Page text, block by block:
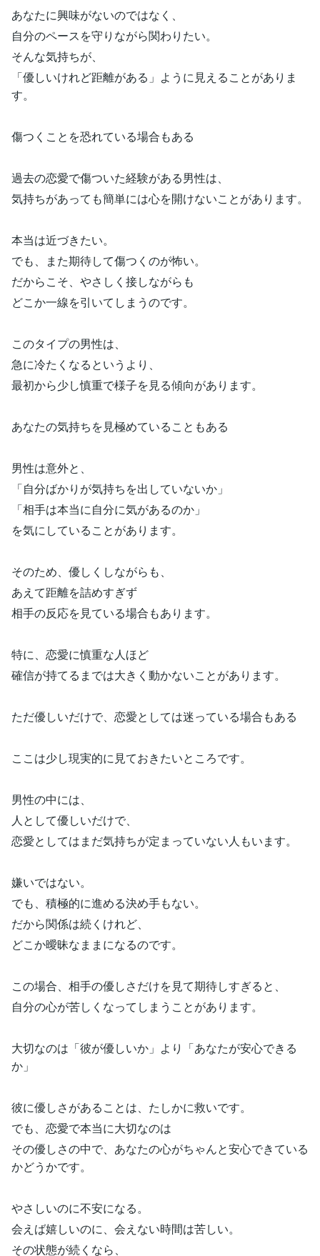
あなたに興味がないのではなく、
自分のペースを守りながら関わりたい。
そんな気持ちが、
「優しいけれど距離がある」ように見えることがありま
す。
傷つくことを恐れている場合もある
過去の恋愛で傷ついた経験がある男性は、
気持ちがあっても簡単には心を開けないことがあります。
本当は近づきたい。
でも、また期待して傷つくのが怖い。
だからこそ、やさしく接しながらも
どこか一線を引いてしまうのです。
このタイプの男性は、
急に冷たくなるというより、
最初から少し慎重で様子を見る傾向があります。
あなたの気持ちを見極めていることもある
男性は意外と、
「自分ばかりが気持ちを出していないか」
「相手は本当に自分に気があるのか」
を気にしていることがあります。
そのため、優しくしながらも、
あえて距離を詰めすぎず
相手の反応を見ている場合もあります。
特に、恋愛に慎重な人ほど
確信が持てるまでは大きく動かないことがあります。
ただ優しいだけで、恋愛としては迷っている場合もある
ここは少し現実的に見ておきたいところです。
男性の中には、
人として優しいだけで、
恋愛としてはまだ気持ちが定まっていない人もいます。
嫌いではない。
でも、積極的に進める決め手もない。
だから関係は続くけれど、
どこか曖昧なままになるのです。
この場合、相手の優しさだけを見て期待しすぎると、
自分の心が苦しくなってしまうことがあります。
大切なのは「彼が優しいか」より「あなたが安心できる
か」
彼に優しさがあることは、たしかに救いです。
でも、恋愛で本当に大切なのは
その優しさの中で、あなたの心がちゃんと安心できている
かどうかです。
やさしいのに不安になる。
会えば嬉しいのに、会えない時間は苦しい。
その状態が続くなら、